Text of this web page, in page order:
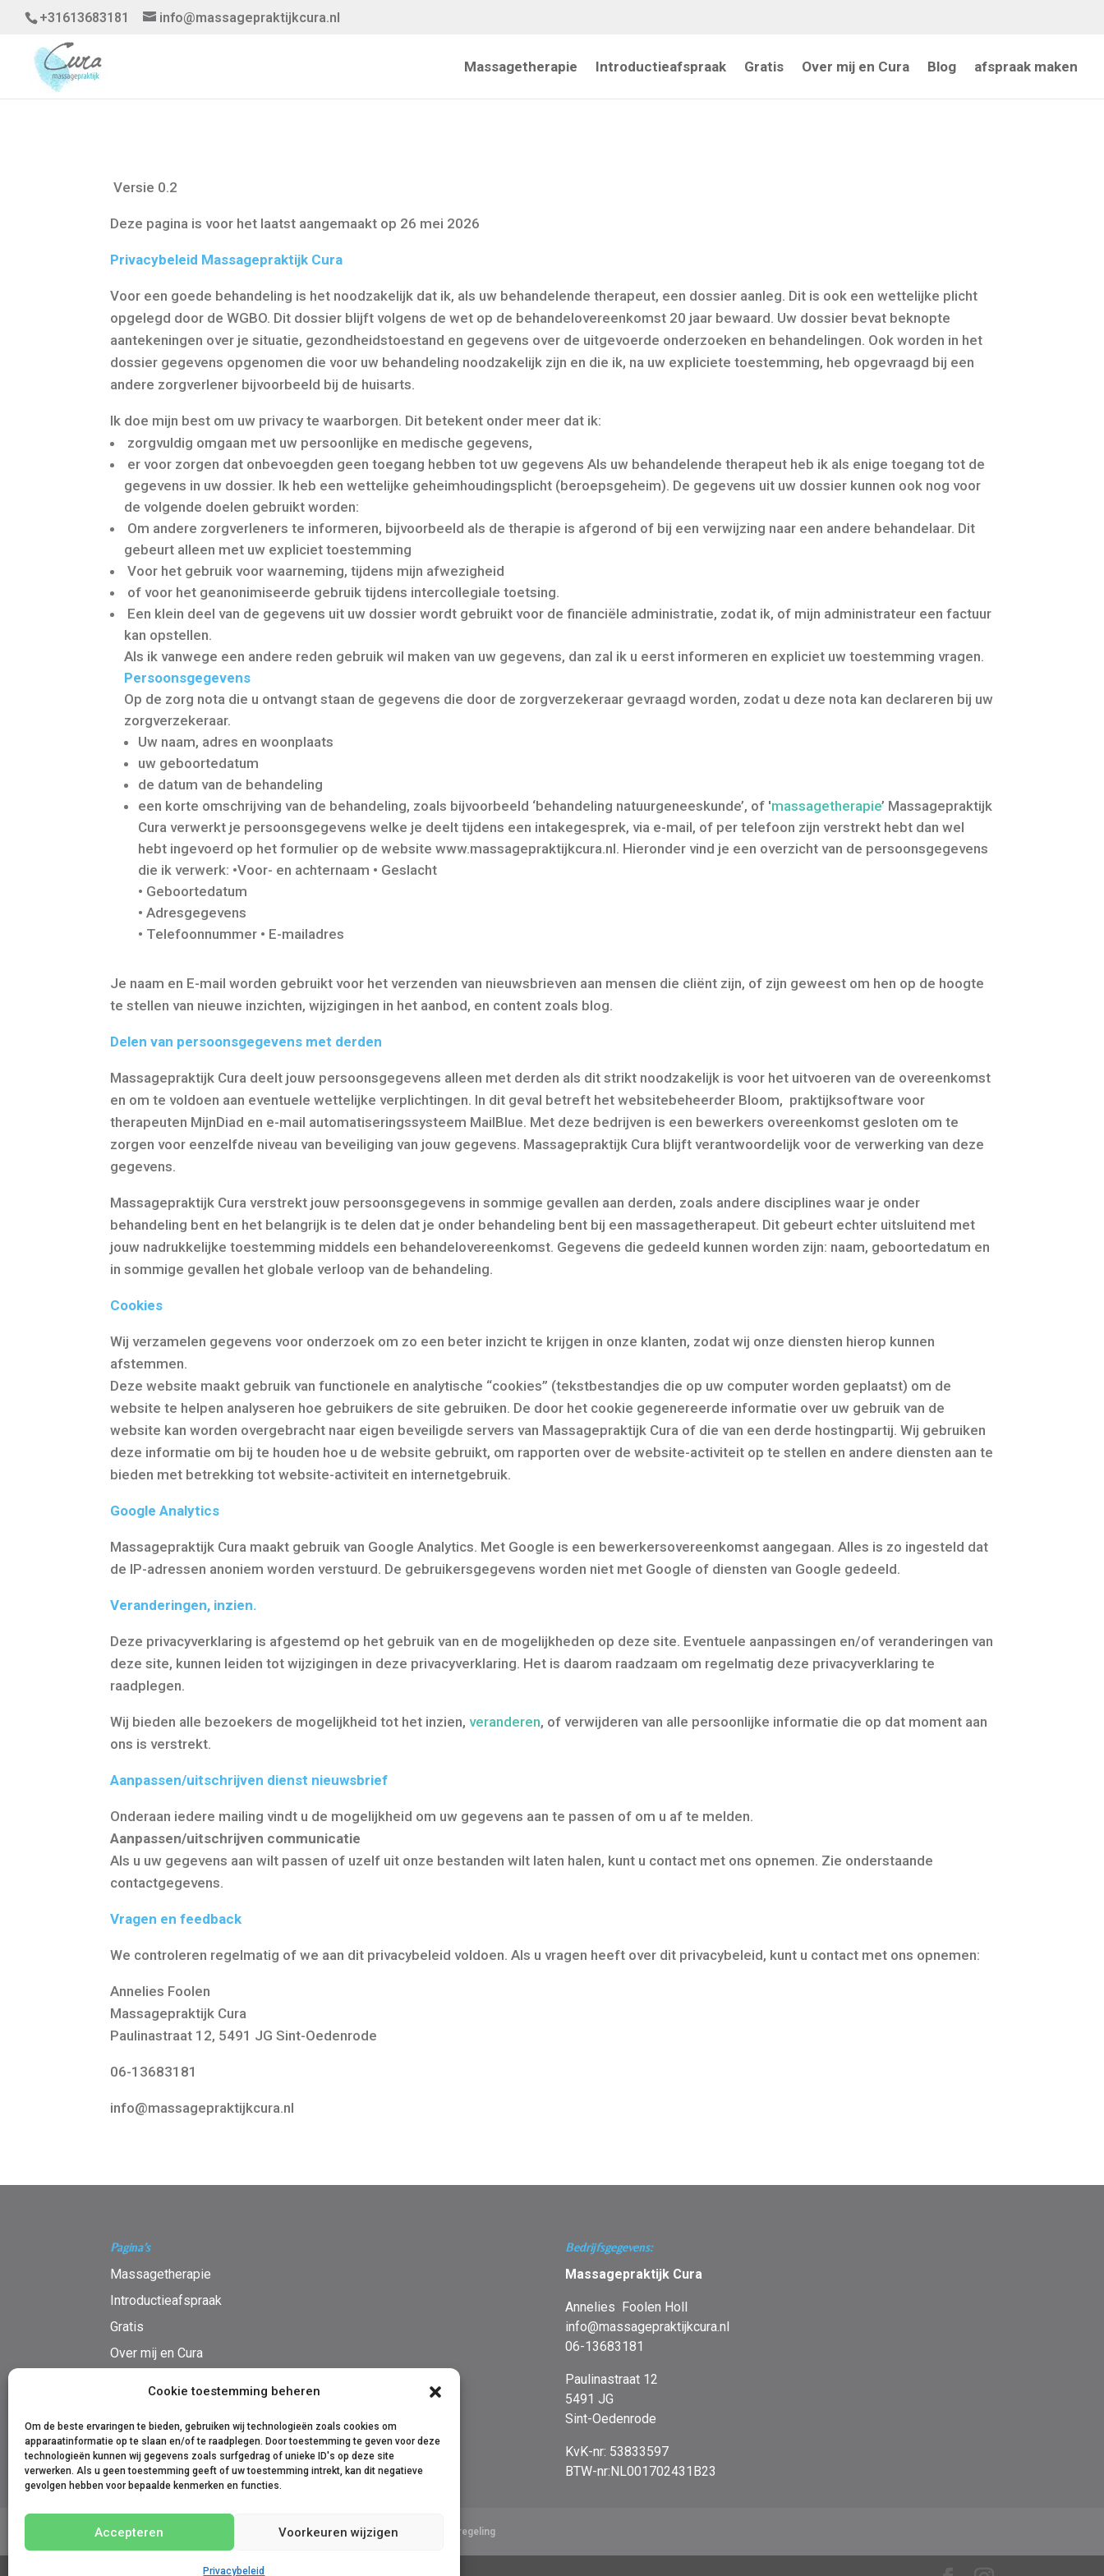
Cookie toestemming beheren
Om de beste ervaringen te bieden, gebruiken wij technologieën zoals cookies om
apparaatinformatie op te slaan en/of te raadplegen. Door toestemming te geven voor deze
technologieën kunnen wij gegevens zoals surfgedrag of unieke ID's op deze site
verwerken. Als u geen toestemming geeft of uw toestemming intrekt, kan dit negatieve
gevolgen hebben voor bepaalde kenmerken en functies.
Accepteren Voorkeuren wijzigen
Privacybeleid
+31613683181 info@massagepraktijkcura.nl
Massagetherapie Introductieafspraak Gratis Over mij en Cura Blog afspraak maken
Versie 0.2
Deze pagina is voor het laatst aangemaakt op 26 mei 2026
Privacybeleid Massagepraktijk Cura
Voor een goede behandeling is het noodzakelijk dat ik, als uw behandelende therapeut, een dossier aanleg. Dit is ook een wettelijke plicht
opgelegd door de WGBO. Dit dossier blijft volgens de wet op de behandelovereenkomst 20 jaar bewaard. Uw dossier bevat beknopte
aantekeningen over je situatie, gezondheidstoestand en gegevens over de uitgevoerde onderzoeken en behandelingen. Ook worden in het
dossier gegevens opgenomen die voor uw behandeling noodzakelijk zijn en die ik, na uw expliciete toestemming, heb opgevraagd bij een
andere zorgverlener bijvoorbeeld bij de huisarts.
Ik doe mijn best om uw privacy te waarborgen. Dit betekent onder meer dat ik:
zorgvuldig omgaan met uw persoonlijke en medische gegevens,
er voor zorgen dat onbevoegden geen toegang hebben tot uw gegevensAls uw behandelende therapeut heb ik als enige toegang tot de
gegevens in uw dossier. Ik heb een wettelijke geheimhoudingsplicht (beroepsgeheim). De gegevens uit uw dossier kunnen ook nog voor
de volgende doelen gebruikt worden:
Om andere zorgverleners te informeren, bijvoorbeeld als de therapie is afgerond of bij een verwijzing naar een andere behandelaar. Dit
gebeurt alleen met uw expliciet toestemming
Voor het gebruik voor waarneming, tijdens mijn afwezigheid
of voor het geanonimiseerde gebruik tijdens intercollegiale toetsing.
Een klein deel van de gegevens uit uw dossier wordt gebruikt voor de financiële administratie, zodat ik, of mijn administrateur een factuur
kan opstellen.
Als ik vanwege een andere reden gebruik wil maken van uw gegevens, dan zal ik u eerst informeren en expliciet uw toestemming vragen.
Persoonsgegevens
Op de zorg nota die u ontvangt staan de gegevens die door de zorgverzekeraar gevraagd worden, zodat u deze nota kan declareren bij uw
zorgverzekeraar.
Uw naam, adres en woonplaats
uw geboortedatum
de datum van de behandeling
een korte omschrijving van de behandeling, zoals bijvoorbeeld ‘behandeling natuurgeneeskunde’, of 'massagetherapie’ Massagepraktijk
Cura verwerkt je persoonsgegevens welke je deelt tijdens een intakegesprek, via e-mail, of per telefoon zijn verstrekt hebt dan wel
hebt ingevoerd op het formulier op de website www.massagepraktijkcura.nl. Hieronder vind je een overzicht van de persoonsgegevens
die ik verwerk: •Voor- en achternaam • Geslacht
• Geboortedatum
• Adresgegevens
• Telefoonnummer • E-mailadres
Je naam en E-mail worden gebruikt voor het verzenden van nieuwsbrieven aan mensen die cliënt zijn, of zijn geweest om hen op de hoogte
te stellen van nieuwe inzichten, wijzigingen in het aanbod, en content zoals blog.
Delen van persoonsgegevens met derden
Massagepraktijk Cura deelt jouw persoonsgegevens alleen met derden als dit strikt noodzakelijk is voor het uitvoeren van de overeenkomst
en om te voldoen aan eventuele wettelijke verplichtingen. In dit geval betreft het websitebeheerder Bloom, praktijksoftware voor
therapeuten MijnDiad en e-mail automatiseringssysteem MailBlue. Met deze bedrijven is een bewerkers overeenkomst gesloten om te
zorgen voor eenzelfde niveau van beveiliging van jouw gegevens. Massagepraktijk Cura blijft verantwoordelijk voor de verwerking van deze
gegevens.
Massagepraktijk Cura verstrekt jouw persoonsgegevens in sommige gevallen aan derden, zoals andere disciplines waar je onder
behandeling bent en het belangrijk is te delen dat je onder behandeling bent bij een massagetherapeut. Dit gebeurt echter uitsluitend met
jouw nadrukkelijke toestemming middels een behandelovereenkomst. Gegevens die gedeeld kunnen worden zijn: naam, geboortedatum en
in sommige gevallen het globale verloop van de behandeling.
Cookies
Wij verzamelen gegevens voor onderzoek om zo een beter inzicht te krijgen in onze klanten, zodat wij onze diensten hierop kunnen
afstemmen.
Deze website maakt gebruik van functionele en analytische “cookies” (tekstbestandjes die op uw computer worden geplaatst) om de
website te helpen analyseren hoe gebruikers de site gebruiken. De door het cookie gegenereerde informatie over uw gebruik van de
website kan worden overgebracht naar eigen beveiligde servers van Massagepraktijk Cura of die van een derde hostingpartij. Wij gebruiken
deze informatie om bij te houden hoe u de website gebruikt, om rapporten over de website-activiteit op te stellen en andere diensten aan te
bieden met betrekking tot website-activiteit en internetgebruik.
Google Analytics
Massagepraktijk Cura maakt gebruik van Google Analytics. Met Google is een bewerkersovereenkomst aangegaan. Alles is zo ingesteld dat
de IP-adressen anoniem worden verstuurd. De gebruikersgegevens worden niet met Google of diensten van Google gedeeld.
Veranderingen, inzien.
Deze privacyverklaring is afgestemd op het gebruik van en de mogelijkheden op deze site. Eventuele aanpassingen en/of veranderingen van
deze site, kunnen leiden tot wijzigingen in deze privacyverklaring. Het is daarom raadzaam om regelmatig deze privacyverklaring te
raadplegen.
Wij bieden alle bezoekers de mogelijkheid tot het inzien,veranderen, of verwijderen van alle persoonlijke informatie die op dat moment aan
ons is verstrekt.
Aanpassen/uitschrijven dienst nieuwsbrief
Onderaan iedere mailing vindt u de mogelijkheid om uw gegevens aan te passen of om u af te melden.
Aanpassen/uitschrijven communicatie
Als u uw gegevens aan wilt passen of uzelf uit onze bestanden wilt laten halen, kunt u contact met ons opnemen. Zie onderstaande
contactgegevens.
Vragen en feedback
We controleren regelmatig of we aan dit privacybeleid voldoen. Als u vragen heeft over dit privacybeleid, kunt u contact met ons opnemen:
Annelies Foolen
Massagepraktijk Cura
Paulinastraat 12, 5491 JG Sint-Oedenrode
06-13683181
info@massagepraktijkcura.nl
Pagina’s
Massagetherapie
Introductieafspraak
Gratis
Over mij en Cura
Bedrijfsgegevens:
Massagepraktijk Cura
Annelies Foolen Holl
info@massagepraktijkcura.nl
06-13683181
Paulinastraat 12
5491 JG
Sint-Oedenrode
KvK-nr: 53833597
BTW-nr:NL001702431B23
Algemene voorwaarden Disclaimer Cookies Privacy Klachtenregeling